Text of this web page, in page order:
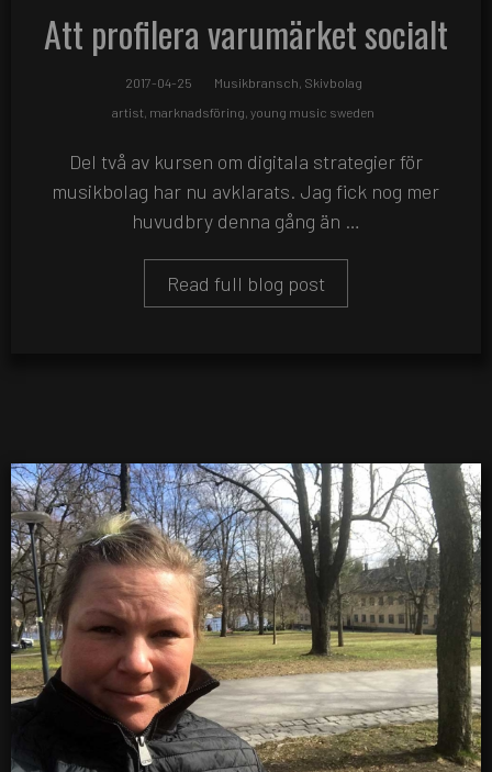
Att profilera varumärket socialt
2017-04-25 Musikbransch Skivbolag
artist marknadsföring ,young music sweden
Del två av kursen om digitala strategier för
musikbolag har nu avklarats. Jag fick nog mer
huvudbry denna gång än …
Read full blog post